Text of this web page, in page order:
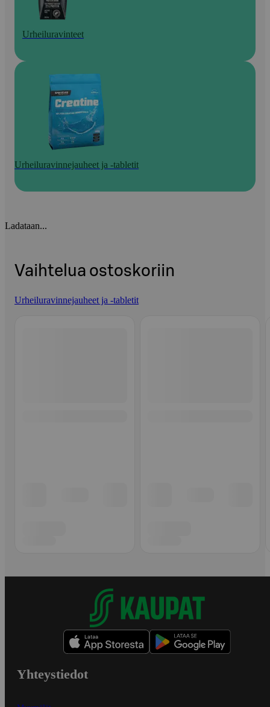
Urheiluravinteet
Urheiluravinnejauheet ja -tabletit
Ladataan...
Vaihtelua ostoskoriin
Urheiluravinnejauheet ja -tabletit
Yhteystiedot